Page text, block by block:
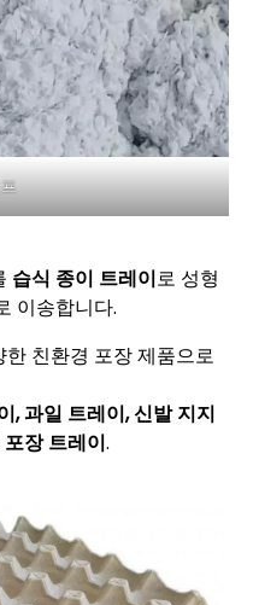
습식 종이 트레이로 성형
이송합니다.
친환경 포장 제품으로
, 과일 트레이, 신발 지지
장 트레이.